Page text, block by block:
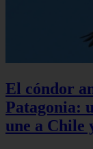
El cóndor
Patagonia:
une a Chile